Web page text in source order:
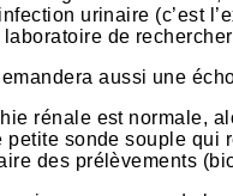
urinaire (c’est
de
aussi une
rénale est normale,
petite sonde souple
des prélèvements